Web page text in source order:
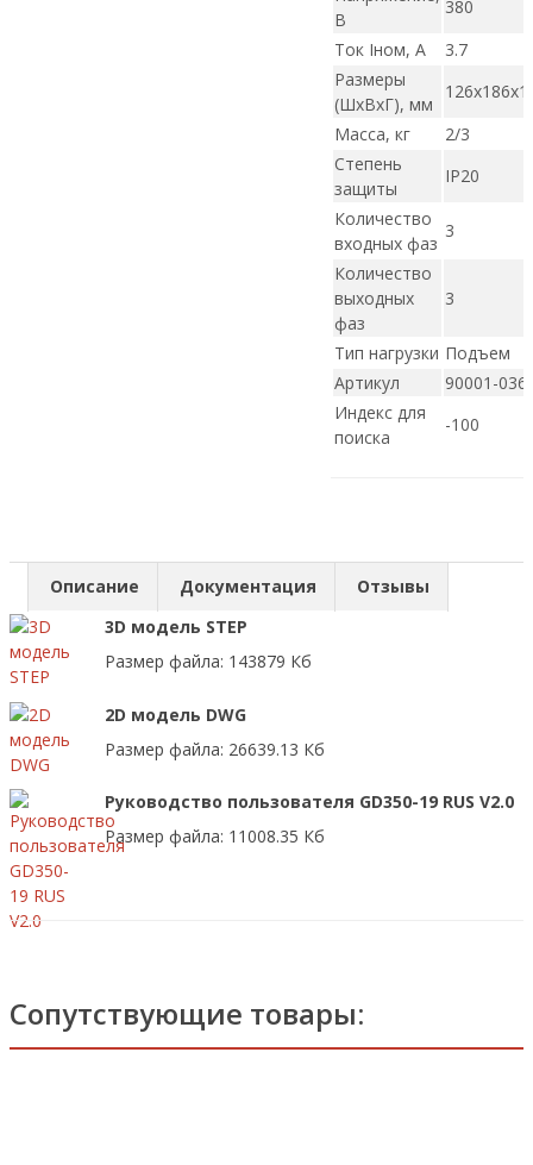
В
380
Ток Iном, А
3.7
Размеры
(ШxВxГ), мм
Масса, кг
2/3
Степень
защиты
IP20
Количество
входных фаз
3
Количество
выходных
фаз
3
Тип нагрузки Подъем
Артикул
90001-
Индекс для
поиска
-100
Описание Документация
Отзывы
3D модель STEP
Размер файла: 143879 Кб
2D модель DWG
Размер файла: 26639.13 Кб
Руководство пользователя GD350-19 RUS V2.0
Размер файла: 11008.35 Кб
Сопутствующие товары: